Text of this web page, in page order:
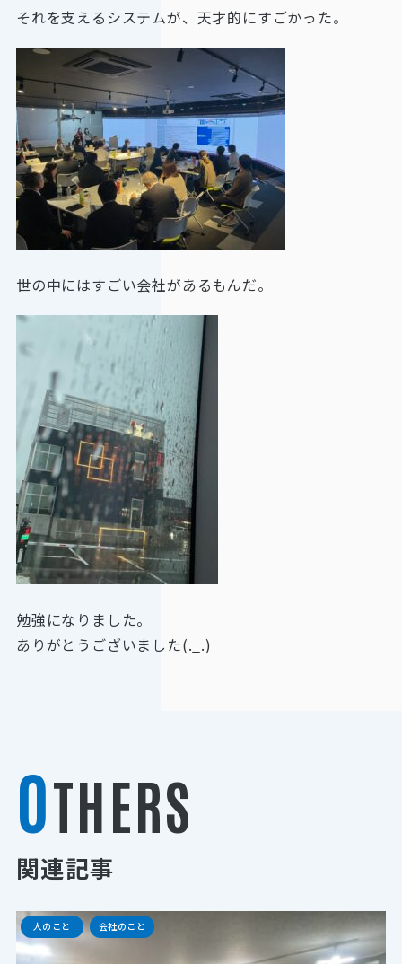
それを支えるシステムが、天才的にすごかった。
世の中にはすごい会社があるもんだ。
勉強になりました。
ありがとうございました(._.)
OTHERS
関連記事
人のこと 会社のこと